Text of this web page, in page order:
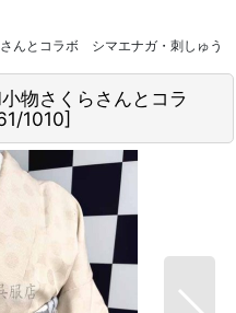
んとコラボ シマエナガ・刺しゅう
物さくらさんとコラ
1010]